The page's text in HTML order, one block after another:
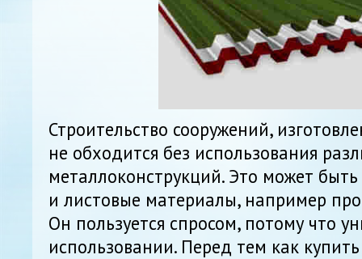
Строительство сооружений,
не обходится без использования
металлоконструкций. Это может
и листовые материалы, например
Он пользуется спросом, потому что
использовании. Перед тем как